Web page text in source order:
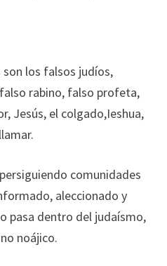
son los falsos judíos,
rabino, falso profeta,
Jesús, el colgado,Ieshua,
comunidades
aleccionado y
pasa dentro del judaísmo,
noájico.